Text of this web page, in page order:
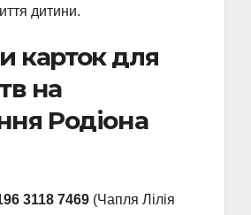
дитини.
карток для
на
Родіона
3118 7469 (Чапля Лілія